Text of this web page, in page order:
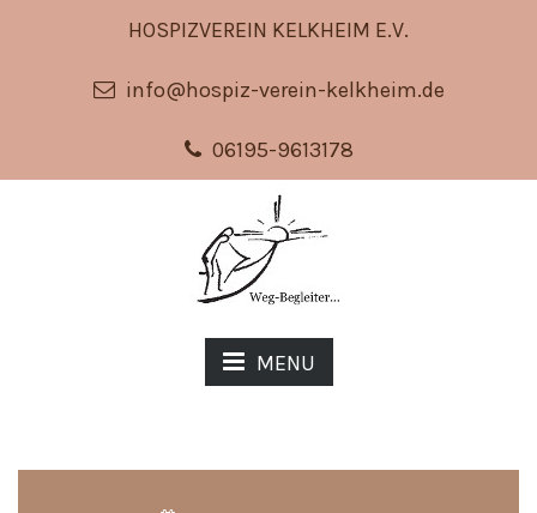
HOSPIZVEREIN KELKHEIM E.V.
info@hospiz-verein-kelkheim.de
06195-9613178
MENU